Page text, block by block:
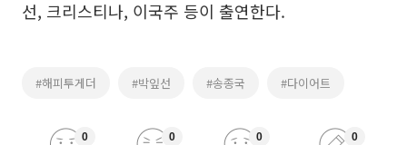
선, 크리스티나, 이국주 등이 출연한다.
#해피투게더 #박잎선 #송종국 #다이어트
0 0 0 0